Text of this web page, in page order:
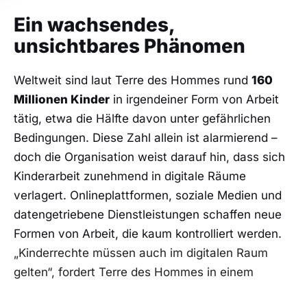
Ein wachsendes,
unsichtbares Phänomen
Weltweit sind laut Terre des Hommes rund 160
Millionen Kinder in irgendeiner Form von Arbeit
tätig, etwa die Hälfte davon unter gefährlichen
Bedingungen. Diese Zahl allein ist alarmierend –
doch die Organisation weist darauf hin, dass sich
Kinderarbeit zunehmend in digitale Räume
verlagert. Onlineplattformen, soziale Medien und
datengetriebene Dienstleistungen schaffen neue
Formen von Arbeit, die kaum kontrolliert werden.
„Kinderrechte müssen auch im digitalen Raum
gelten“, fordert Terre des Hommes in einem